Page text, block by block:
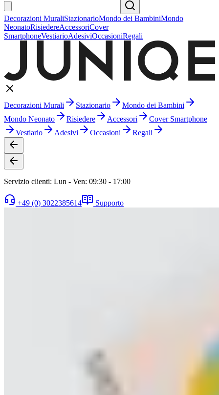
Decorazioni MuraliStazionarioMondo dei BambiniMondo
NeonatoRisiedereAccessoriCover
SmartphoneVestiarioAdesiviOccasioniRegali
Decorazioni Murali Stazionario
Mondo dei Bambini
Mondo Neonato
Risiedere Accessori
Cover Smartphone
Vestiario
Adesivi Occasioni Regali
Servizio clienti: Lun - Ven: 09:30 - 17:00
+49 (0) 3022385614 Supporto